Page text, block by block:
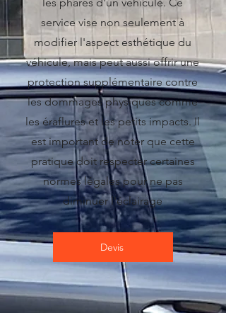
service vise non seulement à
modifier l'aspect esthétique du
véhicule, mais peut aussi offrir une
protection supplémentaire contre
les dommages physiques comme
les éraflures et les petits impacts. Il
est important de noter que cette
pratique doit respecter certaines
normes légales pour ne pas
diminuer l'éclairage
Devis